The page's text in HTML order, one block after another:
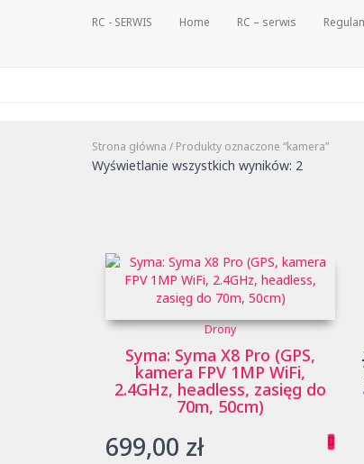
RC - SERWIS Home RC – serwis
Strona główna / Produkty oznaczone “kamera”
Wyświetlanie wszystkich wyników: 2
wysokiej
Drony
Syma: Syma X8 Pro (GPS,
kamera FPV 1MP WiFi,
2.4GHz, headless, zasięg do
70m, 50cm)
699,00 zł